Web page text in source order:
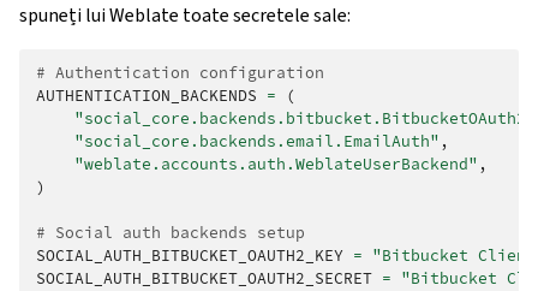
spuneți lui Weblate toate secretele sale:
# Authentication configuration
AUTHENTICATION_BACKENDS =
(
"social_core.backends.bitbucket.BitbucketOAuth2"
"social_core.backends.email.EmailAuth" ,
"weblate.accounts.auth.WeblateUserBackend" ,
)
# Social auth backends setup
SOCIAL_AUTH_BITBUCKET_OAUTH2_KEY = "Bitbucket
SOCIAL_AUTH_BITBUCKET_OAUTH2_SECRET = "Bitbucket